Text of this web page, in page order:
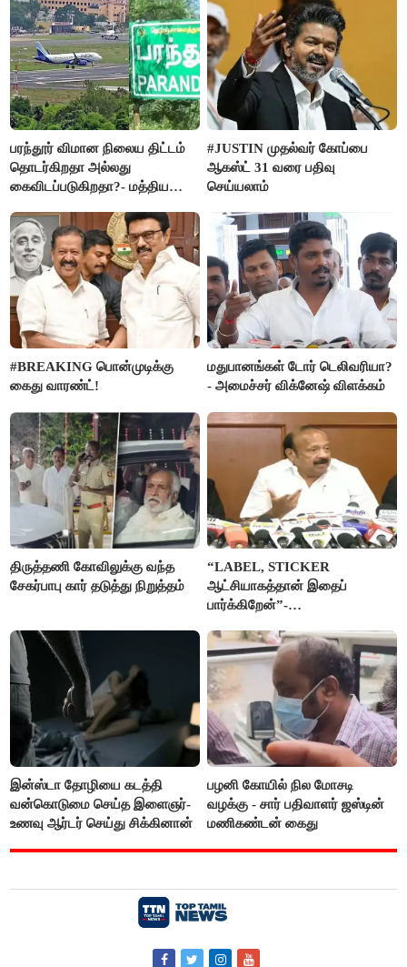
பரந்தூர் விமான நிலைய திட்டம்
தொடர்கிறதா அல்லது
கைவிடப்படுகிறதா?- மத்திய
#JUSTIN முதல்வர் கோப்பை
ஆகஸ்ட் 31 வரை பதிவு
செய்யலாம்
#BREAKING பொன்முடிக்கு
கைது வாரண்ட்!
மதுபானங்கள் டோர் டெலிவரியா?
- அமைச்சர் விக்னேஷ் விளக்கம்
திருத்தணி கோவிலுக்கு வந்த
சேகர்பாபு கார் தடுத்து நிறுத்தம்
“LABEL, STICKER
ஆட்சியாகத்தான் இதைப்
பார்க்கிறேன்”-
இன்ஸ்டா தோழியை கடத்தி
வன்கொடுமை செய்த இளைஞர்-
உணவு ஆர்டர் செய்து சிக்கினான்
பழனி கோயில் நில மோசடி
வழக்கு - சார் பதிவாளர் ஜஸ்டின்
மணிகண்டன் கைது